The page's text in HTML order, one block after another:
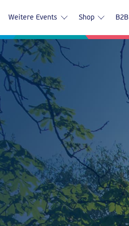
Weitere Events Shop B2B